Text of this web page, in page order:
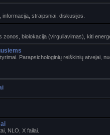
straipsniai, diskusijos.
zonos, biolokacija (virguliavimas), kiti
Parapsichologinių reiškinių atvejai,
NLO, X failai.